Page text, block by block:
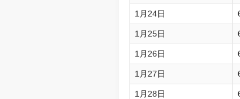
1月24日
1月25日
1月26日
1月27日
1月28日